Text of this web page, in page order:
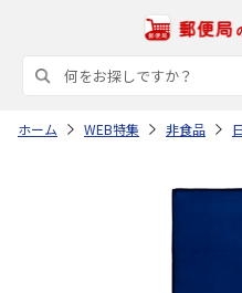
ホーム WEB特集 非食品